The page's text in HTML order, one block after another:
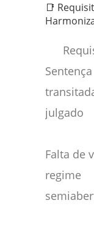
📑
Sentença
julgado
Falta de
regime